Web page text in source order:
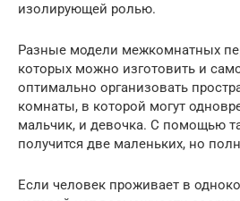
изолирующей ролью.
Разные модели межкомнатных
которых можно изготовить и
оптимально организовать
комнаты, в которой могут
мальчик, и девочка. С помощью
получится две маленьких, но
Если человек проживает в